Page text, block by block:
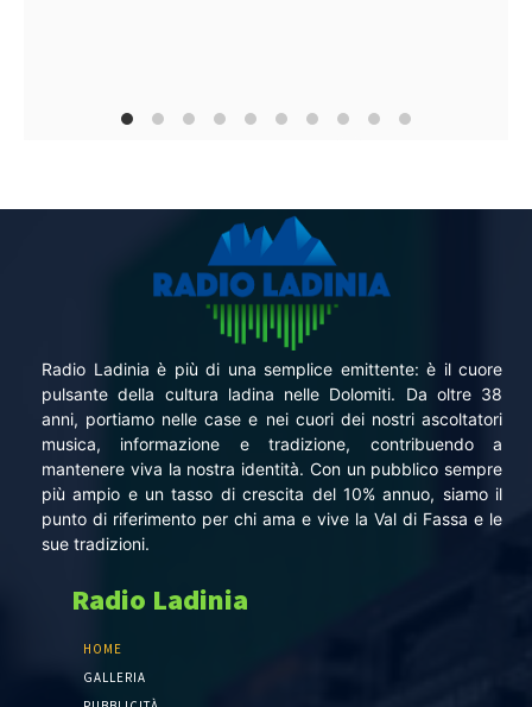
Radio Ladinia è più di una semplice emittente: è il cuore
pulsante della cultura ladina nelle Dolomiti. Da oltre 38
anni, portiamo nelle case e nei cuori dei nostri ascoltatori
musica, informazione e tradizione, contribuendo a
mantenere viva la nostra identità. Con un pubblico sempre
più ampio e un tasso di crescita del 10% annuo, siamo il
punto di riferimento per chi ama e vive la Val di Fassa e le
sue tradizioni.
Radio Ladinia
HOME
GALLERIA